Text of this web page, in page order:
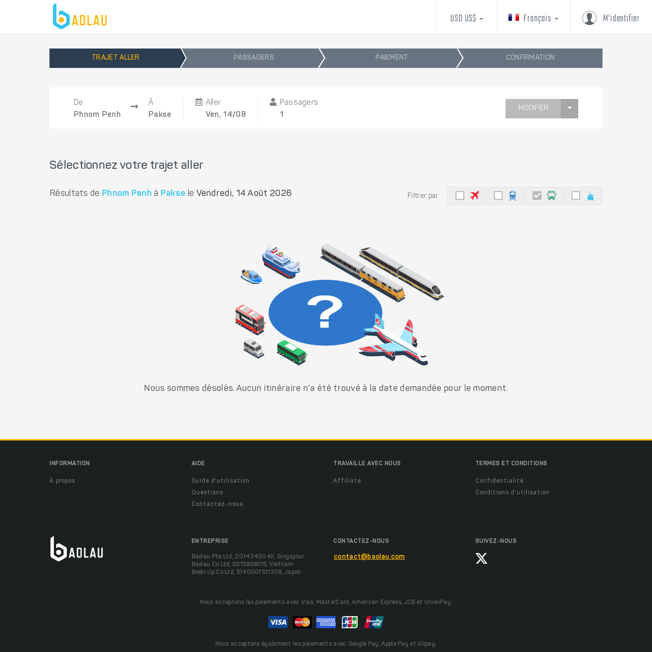
M'identifier
Français
USD US$
TRAJET ALLER PASSAGERS PAIEMENT CONFIRMATION
De
Phnom Penh
À
Pakse
Aller
Ven, 14/08
Passagers
1
MODIFIER
Sélectionnez votre trajet aller
Résultats de Phnom Penh à Pakse le Vendredi, 14 Août 2026 Filtrer par
Nous sommes désolés. Aucun itinéraire n'a été trouvé à la date demandée pour le moment.
INFORMATION
À propos
AIDE
Guide d'utilisation
Questions
Contactez-nous
TRAVAILLE AVEC NOUS
Affiliate
TERMES ET CONDITIONS
Confidentialité
Conditions d'utilisation
ENTREPRISE
Baolau Pte Ltd, 201434204K, Singapour
Baolau Co Ltd, 0313838015, Vietnam
Boeki Up Co Ltd, 5140001101308, Japon
CONTACTEZ-NOUS
contact@baolau.com
SUIVEZ-NOUS
Nous acceptons les paiements avec Visa, MasterCard, American Express, JCB et UnionPay.
Nous acceptons également les paiements avec Google Pay, Apple Pay et Alipay.